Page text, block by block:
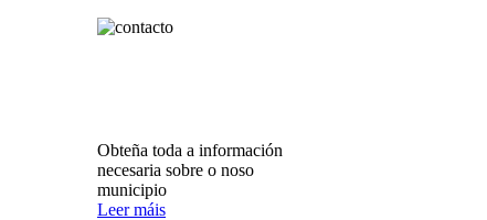
Obteña toda a información
necesaria sobre o noso
municipio
Leer máis